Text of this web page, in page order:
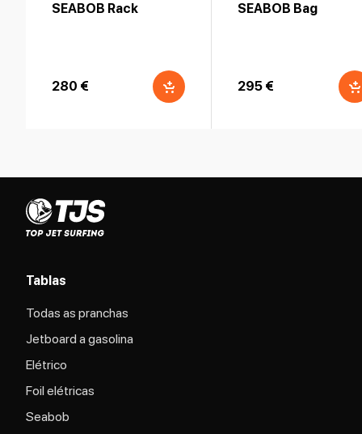
SEABOB Rack
280 €
SEABOB Bag
295 €
Tablas
Todas as pranchas
Jetboard a gasolina
Elétrico
Foil elétricas
Seabob